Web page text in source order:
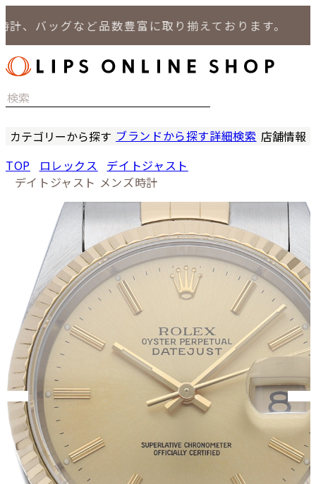
ッグなど品数豊富に取り揃えております。
カテゴリーから探す
バッグ
小物
ジュエリー
セール商品
ブランドから探す詳細検索 店舗情報
LIPS 札
LIPS 通信
TOP ロレックス
デイトジャスト
デイトジャスト メンズ時計